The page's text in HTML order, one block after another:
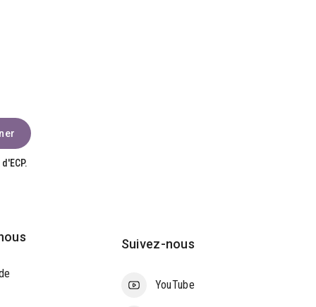
Suivez-nous
YouTube